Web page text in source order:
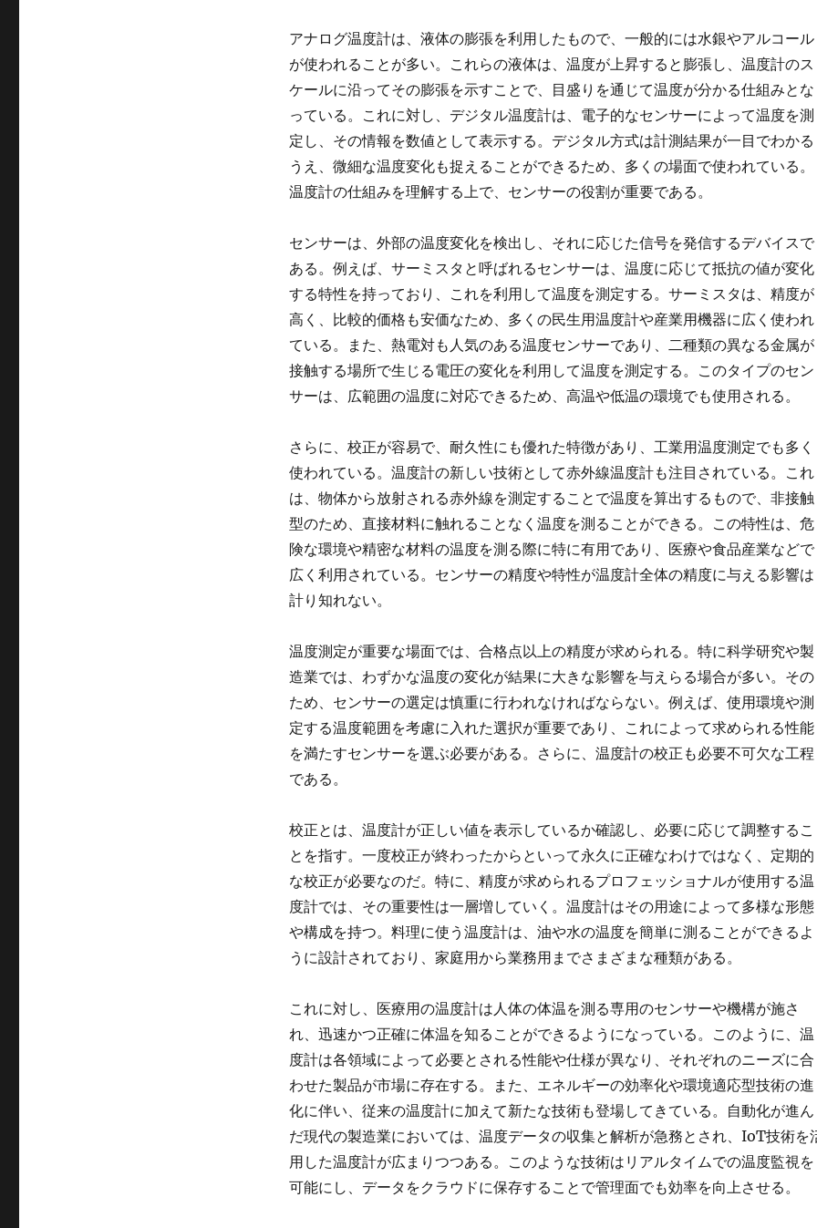
アナログ温度計は、液体の膨張を利用したもので、一般的には水銀やアルコール
が使われることが多い。これらの液体は、温度が上昇すると膨張し、温度計のス
ケールに沿ってその膨張を示すことで、目盛りを通じて温度が分かる仕組みとな
っている。これに対し、デジタル温度計は、電子的なセンサーによって温度を測
定し、その情報を数値として表示する。デジタル方式は計測結果が一目でわかる
うえ、微細な温度変化も捉えることができるため、多くの場面で使われている。
温度計の仕組みを理解する上で、センサーの役割が重要である。
センサーは、外部の温度変化を検出し、それに応じた信号を発信するデバイスで
ある。例えば、サーミスタと呼ばれるセンサーは、温度に応じて抵抗の値が変化
する特性を持っており、これを利用して温度を測定する。サーミスタは、精度が
高く、比較的価格も安価なため、多くの民生用温度計や産業用機器に広く使われ
ている。また、熱電対も人気のある温度センサーであり、二種類の異なる金属が
接触する場所で生じる電圧の変化を利用して温度を測定する。このタイプのセン
サーは、広範囲の温度に対応できるため、高温や低温の環境でも使用される。
さらに、校正が容易で、耐久性にも優れた特徴があり、工業用温度測定でも多く
使われている。温度計の新しい技術として赤外線温度計も注目されている。これ
は、物体から放射される赤外線を測定することで温度を算出するもので、非接触
型のため、直接材料に触れることなく温度を測ることができる。この特性は、危
険な環境や精密な材料の温度を測る際に特に有用であり、医療や食品産業などで
広く利用されている。センサーの精度や特性が温度計全体の精度に与える影響は
計り知れない。
温度測定が重要な場面では、合格点以上の精度が求められる。特に科学研究や製
造業では、わずかな温度の変化が結果に大きな影響を与えらる場合が多い。その
ため、センサーの選定は慎重に行われなければならない。例えば、使用環境や測
定する温度範囲を考慮に入れた選択が重要であり、これによって求められる性能
を満たすセンサーを選ぶ必要がある。さらに、温度計の校正も必要不可欠な工程
である。
校正とは、温度計が正しい値を表示しているか確認し、必要に応じて調整するこ
とを指す。一度校正が終わったからといって永久に正確なわけではなく、定期的
な校正が必要なのだ。特に、精度が求められるプロフェッショナルが使用する温
度計では、その重要性は一層増していく。温度計はその用途によって多様な形態
や構成を持つ。料理に使う温度計は、油や水の温度を簡単に測ることができるよ
うに設計されており、家庭用から業務用までさまざまな種類がある。
これに対し、医療用の温度計は人体の体温を測る専用のセンサーや機構が施さ
れ、迅速かつ正確に体温を知ることができるようになっている。このように、温
度計は各領域によって必要とされる性能や仕様が異なり、それぞれのニーズに合
わせた製品が市場に存在する。また、エネルギーの効率化や環境適応型技術の進
化に伴い、従来の温度計に加えて新たな技術も登場してきている。自動化が進ん
だ現代の製造業においては、温度データの収集と解析が急務とされ、IoT技術を
用した温度計が広まりつつある。このような技術はリアルタイムでの温度監視を
可能にし、データをクラウドに保存することで管理面でも効率を向上させる。